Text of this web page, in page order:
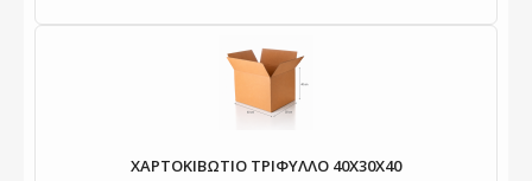
ΧΑΡΤΟΚΙΒΩΤΙΟ ΤΡΙΦΥΛΛΟ 40X30X40